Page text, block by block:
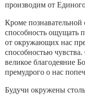
производим от
Кроме
способность ощущать
от окружающих нас
способностью
великое благодея­ние
премудрого о нас
Будучи окружены